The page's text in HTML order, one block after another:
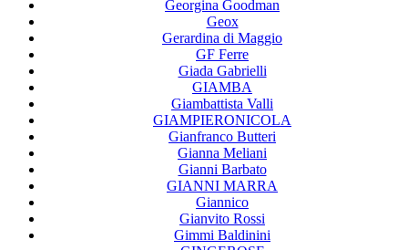
Georgina Goodman
Geox
Gerardina di Maggio
GF Ferre
Giada Gabrielli
GIAMBA
Giambattista Valli
GIAMPIERONICOLA
Gianfranco Butteri
Gianna Meliani
Gianni Barbato
GIANNI MARRA
Giannico
Gianvito Rossi
Gimmi Baldinini